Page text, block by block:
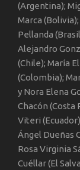
(Argentina);
Marca
Pellanda
Alejandro
(Chile); María
(Colombia);
y Nora Elena
Chacón (Costa
Viteri
Ángel Dueñas
Rosa Virginia
Cuéllar (El